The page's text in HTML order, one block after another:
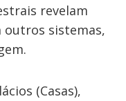
revelam
outros sistemas,
(Casas),